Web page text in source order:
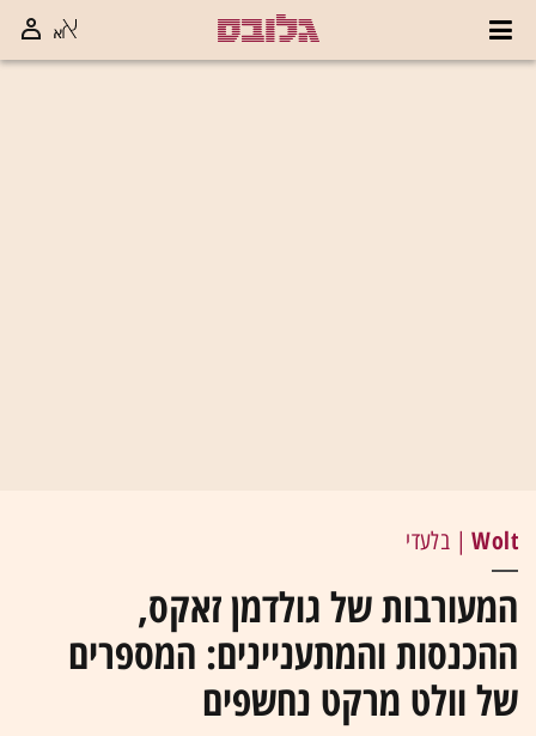
Wolt| בלעדי
המעורבות של גולדמן זאקס,
ההכנסות והמתעניינים: המספרים
של וולט מרקט נחשפים